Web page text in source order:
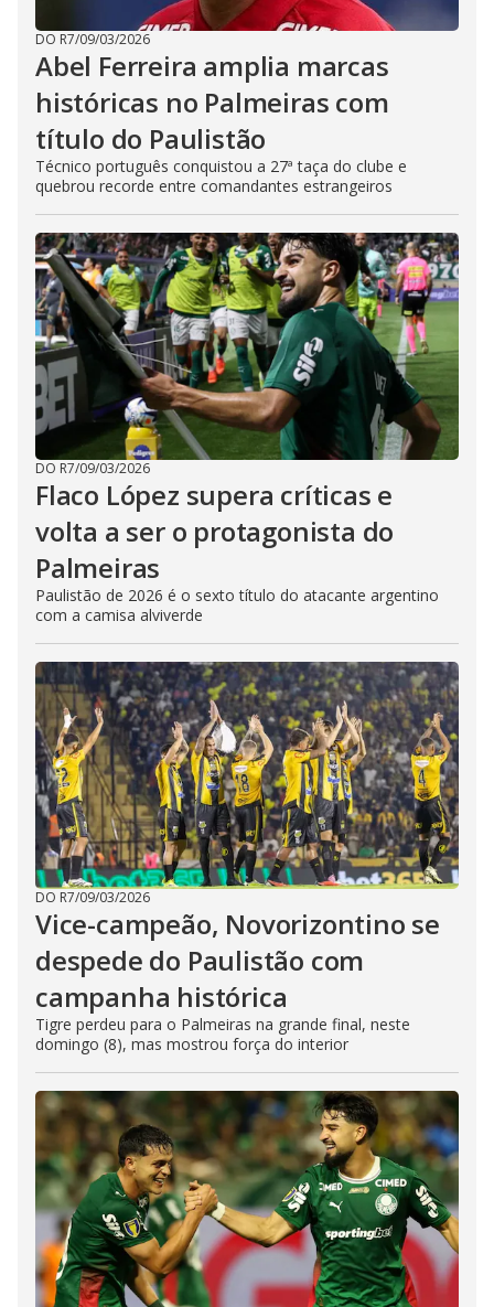
DO R7/09/03/2026
Abel Ferreira amplia marcas
históricas no Palmeiras com
título do Paulistão
Técnico português conquistou a 27ª taça do clube e
quebrou recorde entre comandantes estrangeiros
DO R7/09/03/2026
Flaco López supera críticas e
volta a ser o protagonista do
Palmeiras
Paulistão de 2026 é o sexto título do atacante argentino
com a camisa alviverde
DO R7/09/03/2026
Vice-campeão, Novorizontino se
despede do Paulistão com
campanha histórica
Tigre perdeu para o Palmeiras na grande final, neste
domingo (8), mas mostrou força do interior